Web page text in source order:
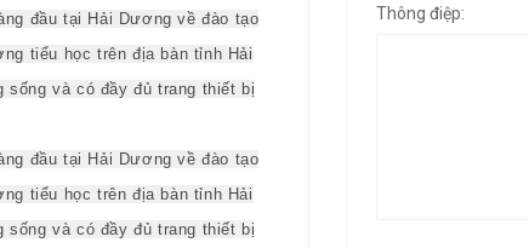
đầu tại Hải Dương về đào tạo
tiểu học trên địa bàn tỉnh Hải
sống và có đầy đủ trang thiết bị
đầu tại Hải Dương về đào tạo
tiểu học trên địa bàn tỉnh Hải
sống và có đầy đủ trang thiết bị
Thông điệp: